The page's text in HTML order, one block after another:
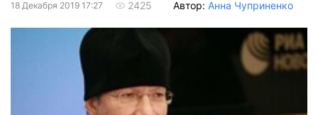
18 Декабря 2019 17:27 2425 Автор: Анна Чуприненко